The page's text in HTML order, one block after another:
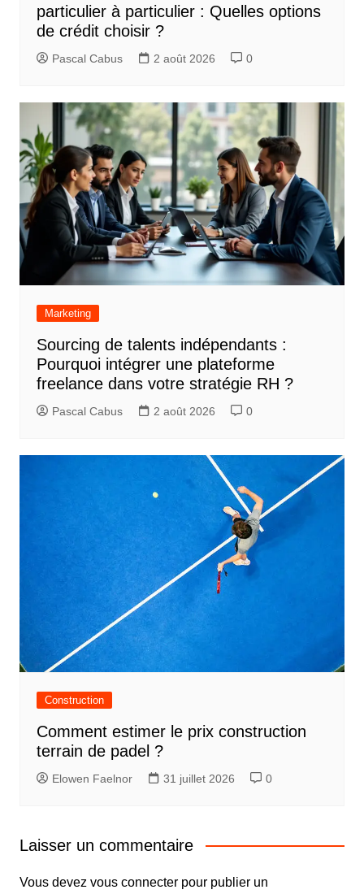
particulier à particulier : Quelles options
de crédit choisir ?
Pascal Cabus 2 août 2026 0
Marketing
Sourcing de talents indépendants :
Pourquoi intégrer une plateforme
freelance dans votre stratégie RH ?
Pascal Cabus 2 août 2026 0
Construction
Comment estimer le prix construction
terrain de padel ?
Elowen Faelnor 31 juillet 2026 0
Laisser un commentaire
Vous devez vous connecterpour publier un